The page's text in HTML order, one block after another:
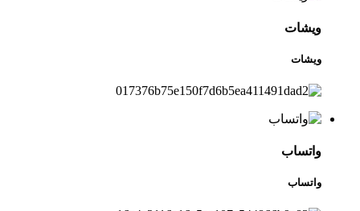
ويشات
ويشات
واتساب
واتساب